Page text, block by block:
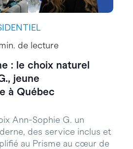
de lecture
: le choix naturel
jeune
à Québec
Ann-Sophie G. un
des service inclus et
au Prisme au cœur de